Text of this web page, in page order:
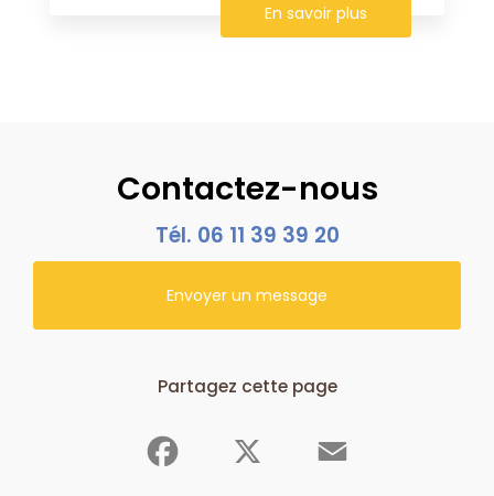
En savoir plus
Contactez-nous
Tél. 06 11 39 39 20
Envoyer un message
Partagez cette page